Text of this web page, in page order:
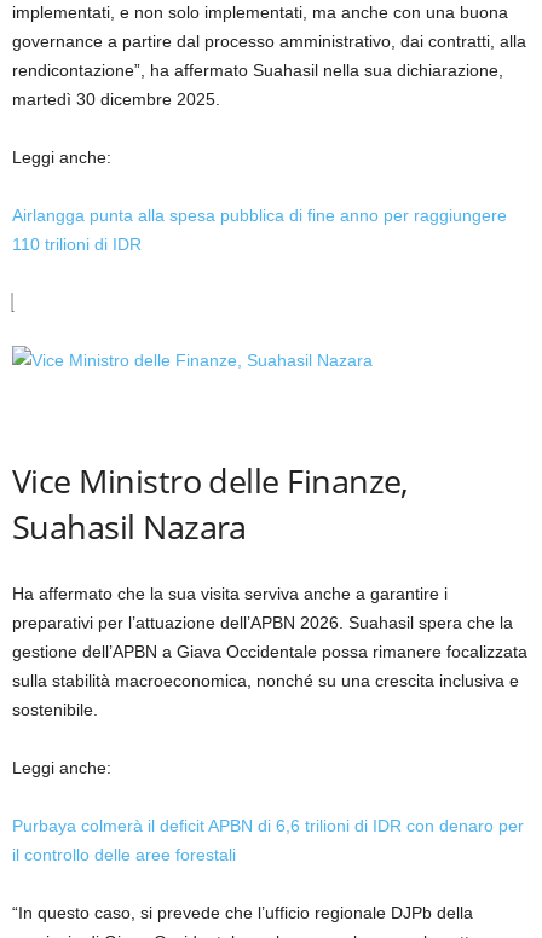
implementati, e non solo implementati, ma anche con una buona
governance a partire dal processo amministrativo, dai contratti, alla
rendicontazione”, ha affermato Suahasil nella sua dichiarazione,
martedì 30 dicembre 2025.
Leggi anche:
Airlangga punta alla spesa pubblica di fine anno per raggiungere
110 trilioni di IDR
Vice Ministro delle Finanze,
Suahasil Nazara
Ha affermato che la sua visita serviva anche a garantire i
preparativi per l’attuazione dell’APBN 2026. Suahasil spera che la
gestione dell’APBN a Giava Occidentale possa rimanere focalizzata
sulla stabilità macroeconomica, nonché su una crescita inclusiva e
sostenibile.
Leggi anche:
Purbaya colmerà il deficit APBN di 6,6 trilioni di IDR con denaro per
il controllo delle aree forestali
“In questo caso, si prevede che l’ufficio regionale DJPb della